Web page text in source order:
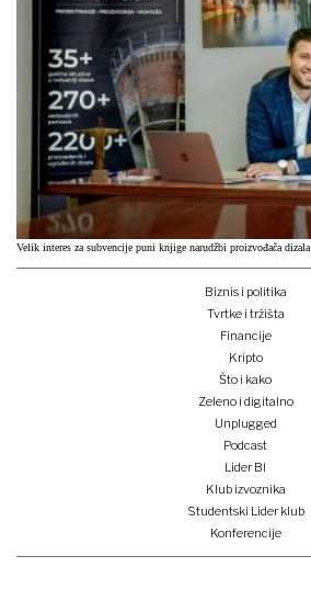
Velik interes za subvencije puni knjige narudžbi proizvođača dizala
Biznis i politika
Tvrtke i tržišta
Financije
Kripto
Što i kako
Zeleno i digitalno
Unplugged
Podcast
Lider BI
Klub izvoznika
Studentski Lider klub
Konferencije